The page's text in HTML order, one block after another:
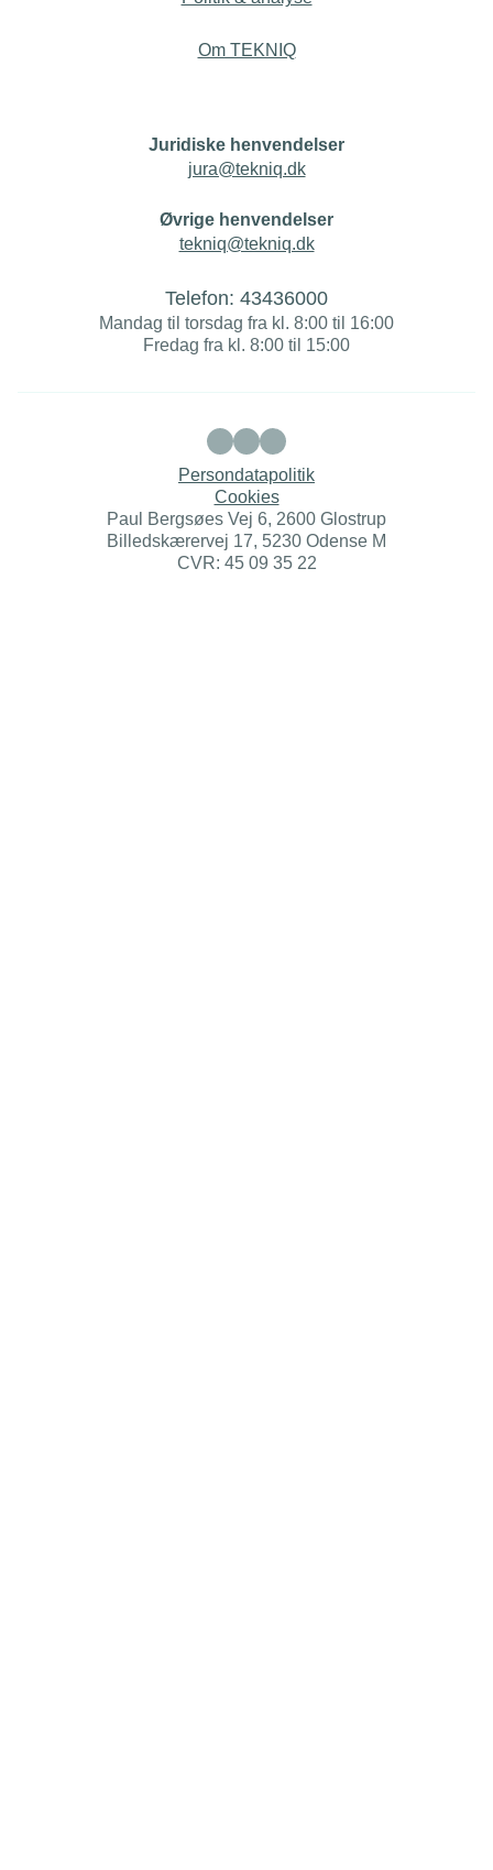
Om TEKNIQ
Juridiske henvendelser
jura@tekniq.dk
Øvrige henvendelser
tekniq@tekniq.dk
Telefon: 43436000
Mandag til torsdag fra kl. 8:00 til 16:00
Fredag fra kl. 8:00 til 15:00
Persondatapolitik
Cookies
Paul Bergsøes Vej 6, 2600 Glostrup
Billedskærervej 17, 5230 Odense M
CVR: 45 09 35 22